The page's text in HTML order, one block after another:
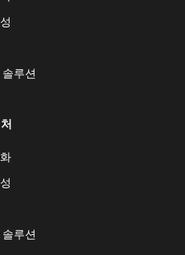
솔루션
솔루션